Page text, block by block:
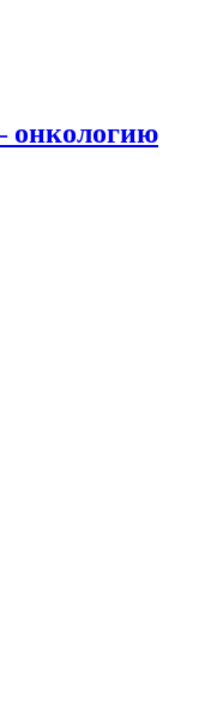
онкологию